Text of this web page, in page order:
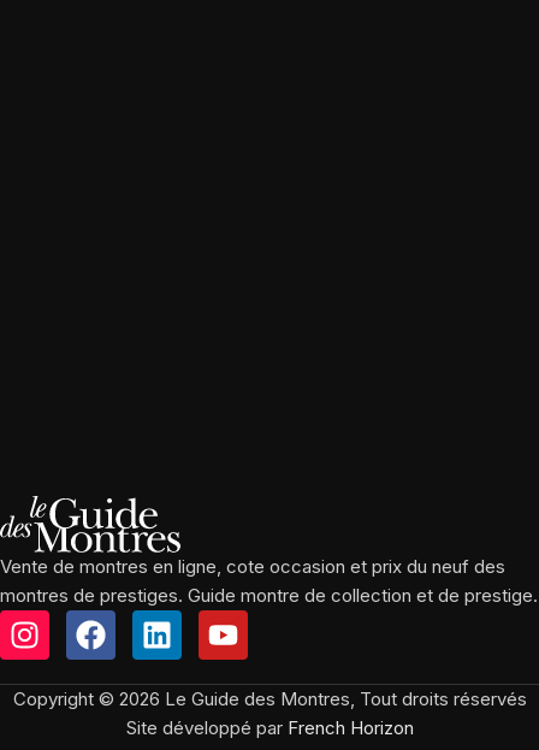
Vente de montres en ligne, cote occasion et prix du neuf des
montres de prestiges. Guide montre de collection et de prestige.
Copyright © 2026 Le Guide des Montres, Tout droits réservés
Site développé par French Horizon